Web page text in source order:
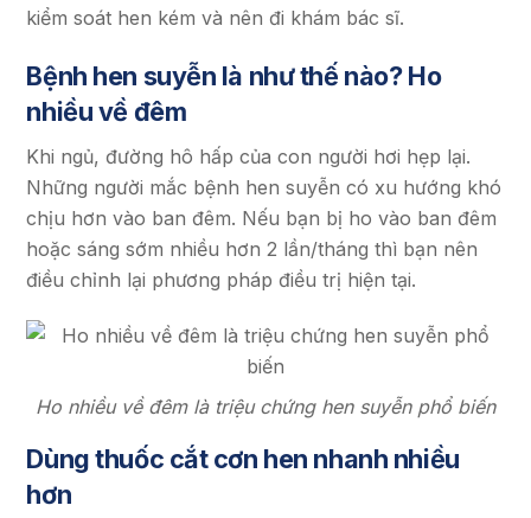
kiểm soát hen kém và nên đi khám bác sĩ.
Bệnh hen suyễn là như thế nào? Ho
nhiều về đêm
Khi ngủ, đường hô hấp của con người hơi hẹp lại.
Những người mắc bệnh hen suyễn có xu hướng khó
chịu hơn vào ban đêm. Nếu bạn bị ho vào ban đêm
hoặc sáng sớm nhiều hơn 2 lần/tháng thì bạn nên
điều chỉnh lại phương pháp điều trị hiện tại.
Ho nhiều về đêm là triệu chứng hen suyễn phổ biến
Dùng thuốc cắt cơn hen nhanh nhiều
hơn